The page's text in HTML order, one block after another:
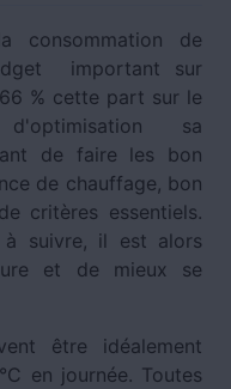
consommation de
important sur
% cette part sur le
sa
de faire les bon
de chauffage, bon
critères essentiels.
à suivre, il est alors
et de mieux se
être idéalement
en journée. Toutes